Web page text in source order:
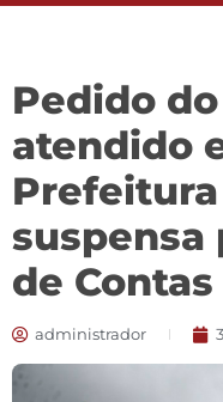
Pedido
atendido
Prefeitura
suspensa
de Contas
administrador